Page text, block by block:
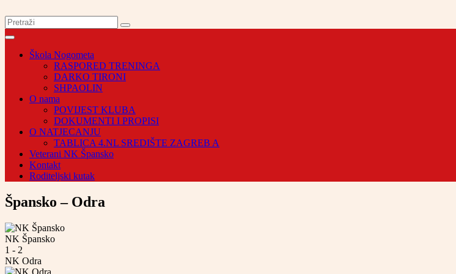
Škola Nogometa
RASPORED TRENINGA
DARKO TIRONI
SHPAOLIN
O nama
POVIJEST KLUBA
DOKUMENTI I PROPISI
O NATJECANJU
TABLICA 4.NL SREDIŠTE ZAGREB A
Veterani NK Špansko
Kontakt
Roditeljski kutak
Špansko – Odra
NK Špansko
1 - 2
NK Odra